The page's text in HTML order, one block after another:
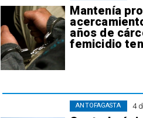
Mantenía
años de
femicidio
4
ANTOFAGASTA